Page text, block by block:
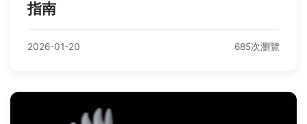
指南
2026-01-20 685次瀏覽